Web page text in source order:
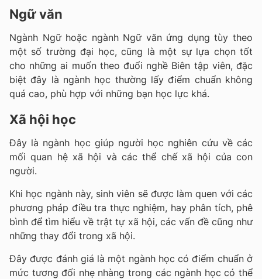
Ngữ văn
Ngành Ngữ hoặc ngành Ngữ văn ứng dụng tùy theo
một số trường đại học, cũng là một sự lựa chọn tốt
cho những ai muốn theo đuổi nghề Biên tập viên, đặc
biệt đây là ngành học thường lấy điểm chuẩn không
quá cao, phù hợp với những bạn học lực khá.
Xã hội học
Đây là ngành học giúp người học nghiên cứu về các
mối quan hệ xã hội và các thể chế xã hội của con
người.
Khi học ngành này, sinh viên sẽ được làm quen với các
phương pháp điều tra thực nghiệm, hay phân tích, phê
bình để tìm hiểu về trật tự xã hội, các vấn đề cũng như
những thay đổi trong xã hội.
Đây được đánh giá là một ngành học có điểm chuẩn ở
mức tương đối nhẹ nhàng trong các ngành học có thể